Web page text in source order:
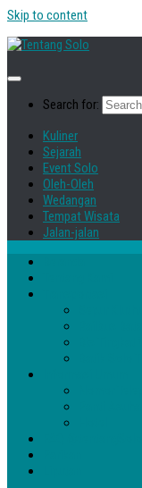
Skip to content
Search for:
Kuliner
Sejarah
Event Solo
Oleh-Oleh
Wedangan
Tempat Wisata
Jalan-jalan